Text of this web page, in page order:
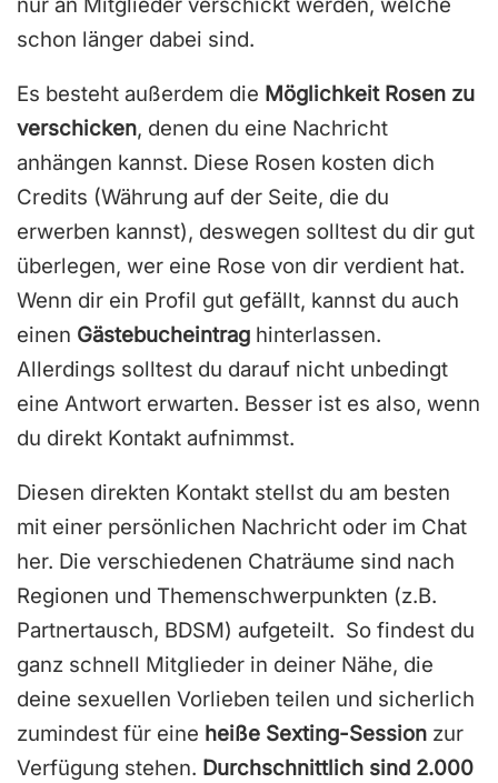
nur an Mitglieder verschickt werden, welche
schon länger dabei sind.
Es besteht außerdem die Möglichkeit Rosen zu
verschicken, denen du eine Nachricht
anhängen kannst. Diese Rosen kosten dich
Credits (Währung auf der Seite, die du
erwerben kannst), deswegen solltest du dir gut
überlegen, wer eine Rose von dir verdient hat.
Wenn dir ein Profil gut gefällt, kannst du auch
einen Gästebucheintrag hinterlassen.
Allerdings solltest du darauf nicht unbedingt
eine Antwort erwarten. Besser ist es also, wenn
du direkt Kontakt aufnimmst.
Diesen direkten Kontakt stellst du am besten
mit einer persönlichen Nachricht oder im Chat
her. Die verschiedenen Chaträume sind nach
Regionen und Themenschwerpunkten (z.B.
Partnertausch, BDSM) aufgeteilt. So findest du
ganz schnell Mitglieder in deiner Nähe, die
deine sexuellen Vorlieben teilen und sicherlich
zumindest für eine heiße Sexting-Session zur
Verfügung stehen. Durchschnittlich sind 2.000